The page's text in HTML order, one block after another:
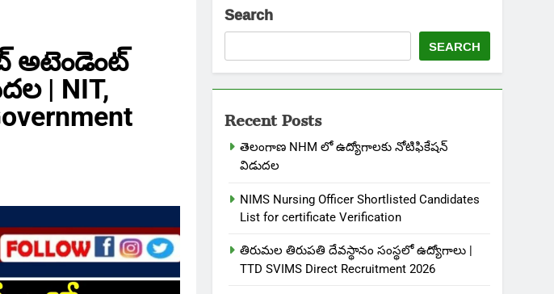
అటెండెంట్
| NIT,
Search
SEARCH
Recent Posts
తెలంగాణ NHM లో ఉద్యోగాలకు నోటిఫికేషన్
విడుదల
NIMS Nursing Officer Shortlisted Candidates
List for certificate Verification
తిరుమల తిరుపతి దేవస్థానం సంస్థలో ఉద్యోగాలు |
TTD SVIMS Direct Recruitment 2026